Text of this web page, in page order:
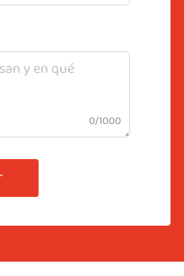
0/1000